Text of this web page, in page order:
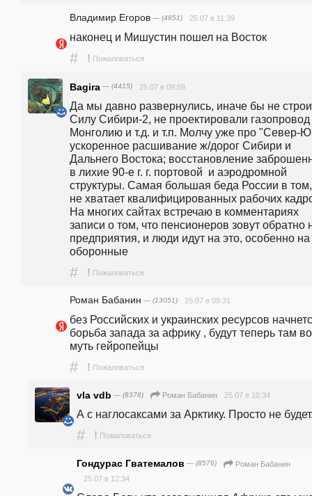
Владимир Егоров — (4851) 25.07 в 11:39
наконец и Мишустин пошел на Восток
# ! Пожаловаться
Bagira — (4415) 25.07 в 09:59
Да мы давно развернулись, иначе бы не
Силу Сибири-2, не проектировали газопровод
Монголию и т.д. и т.п. Молчу уже про "Север-
ускоренное расшивание ж/дорог Сибири и
Дальнего Востока; восстановление
в лихие 90-е г. г. портовой  и аэродромной
структуры. Самая большая беда России в
не хватает квалифицированных рабочих
На многих сайтах встречаю в комментариях
записи о том, что пенсионеров зовут обратно
предприятия, и люди идут на это, особенно на
оборонные
# ! Пожаловаться
Роман Бабанин — (13051) 25.07 в 09:31
без Российских и украинских ресурсов
борьба запада за африку , будут теперь там
муть гейропейцы
# ! Пожаловаться
vla vdb — (8378) Роман Бабанин 25.07 в 10:34
А с наглосаксами за Арктику. Просто не
# ! Пожаловаться
Гондурас Гватемалов — (8576)
Роман Бабанин
25.07 в 12:34